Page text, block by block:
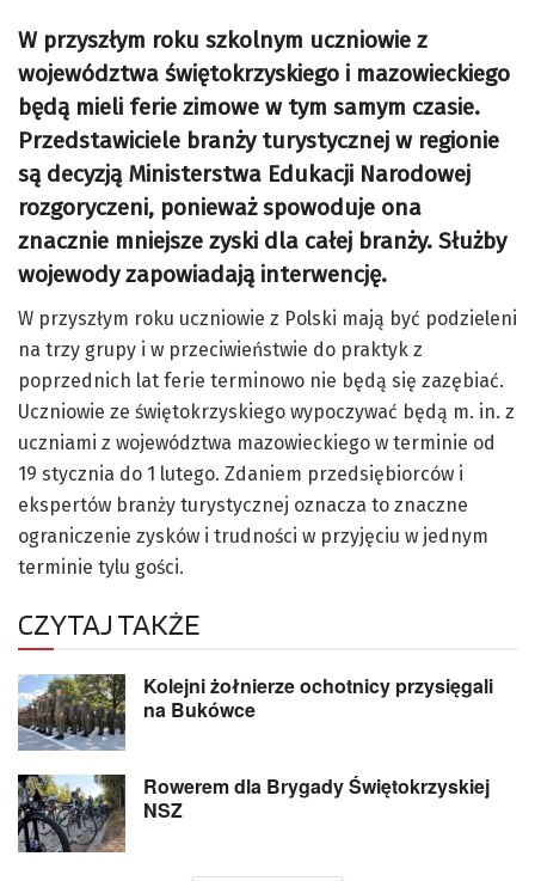
W przyszłym roku szkolnym uczniowie z
województwa świętokrzyskiego i mazowieckiego
będą mieli ferie zimowe w tym samym czasie.
Przedstawiciele branży turystycznej w regionie
są decyzją Ministerstwa Edukacji Narodowej
rozgoryczeni, ponieważ spowoduje ona
znacznie mniejsze zyski dla całej branży. Służby
wojewody zapowiadają interwencję.
W przyszłym roku uczniowie z Polski mają być podzieleni
na trzy grupy i w przeciwieństwie do praktyk z
poprzednich lat ferie terminowo nie będą się zazębiać.
Uczniowie ze świętokrzyskiego wypoczywać będą m. in. z
uczniami z województwa mazowieckiego w terminie od
19 stycznia do 1 lutego. Zdaniem przedsiębiorców i
ekspertów branży turystycznej oznacza to znaczne
ograniczenie zysków i trudności w przyjęciu w jednym
terminie tylu gości.
CZYTAJ TAKŻE
Kolejni żołnierze ochotnicy przysięgali
na Bukówce
Rowerem dla Brygady Świętokrzyskiej
NSZ